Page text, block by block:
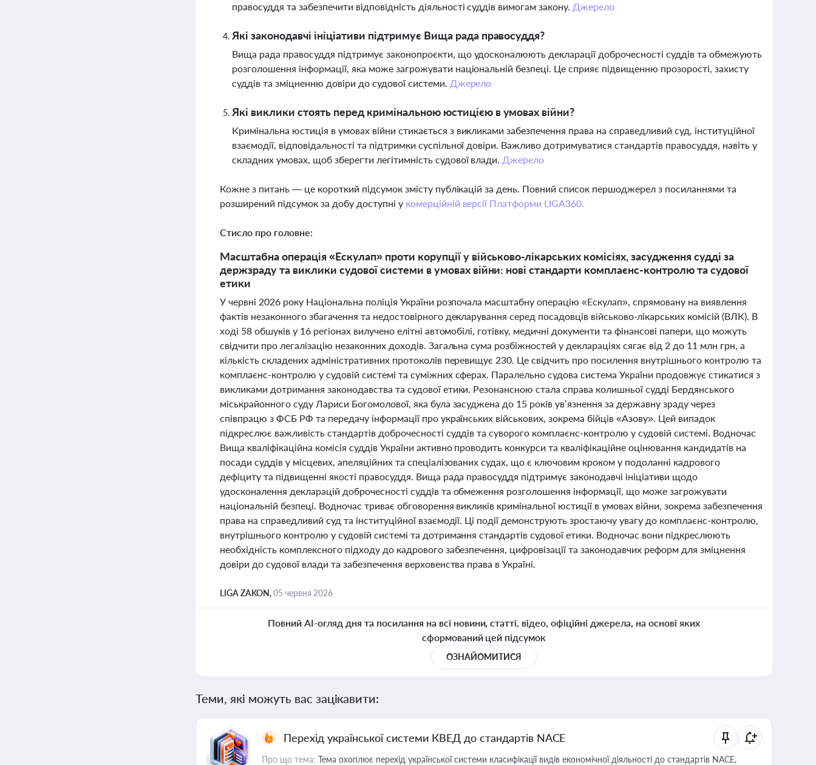
правосуддя та забезпечити відповідність діяльності суддів вимогам закону. Джерело
Які законодавчі ініціативи підтримує Вища рада правосуддя?
Вища рада правосуддя підтримує законопроєкти, що удосконалюють декларації доброчесності суддів та обмежують
розголошення інформації, яка може загрожувати національній безпеці. Це сприяє підвищенню прозорості, захисту
суддів та зміцненню довіри до судової системи. Джерело
Які виклики стоять перед кримінальною юстицією в умовах війни?
Кримінальна юстиція в умовах війни стикається з викликами забезпечення права на справедливий суд, інституційної
взаємодії, відповідальності та підтримки суспільної довіри. Важливо дотримуватися стандартів правосуддя, навіть у
складних умовах, щоб зберегти легітимність судової влади. Джерело
Кожне з питань — це короткий підсумок змісту публікацій за день. Повний список першоджерел з посиланнями та
розширений підсумок за добу доступні у комерційній версії Платформи LIGA360.
Стисло про головне:
Масштабна операція «Ескулап» проти корупції у військово-лікарських комісіях, засудження судді за
держзраду та виклики судової системи в умовах війни: нові стандарти комплаєнс-контролю та судової
етики
У червні 2026 року Національна поліція України розпочала масштабну операцію «Ескулап», спрямовану на виявлення
фактів незаконного збагачення та недостовірного декларування серед посадовців військово-лікарських комісій (ВЛК). В
ході 58 обшуків у 16 регіонах вилучено елітні автомобілі, готівку, медичні документи та фінансові папери, що можуть
свідчити про легалізацію незаконних доходів. Загальна сума розбіжностей у деклараціях сягає від 2 до 11 млн грн, а
кількість складених адміністративних протоколів перевищує 230. Це свідчить про посилення внутрішнього контролю та
комплаєнс-контролю у судовій системі та суміжних сферах. Паралельно судова система України продовжує стикатися з
викликами дотримання законодавства та судової етики. Резонансною стала справа колишньої судді Бердянського
міськрайонного суду Лариси Богомолової, яка була засуджена до 15 років ув’язнення за державну зраду через
співпрацю з ФСБ РФ та передачу інформації про українських військових, зокрема бійців «Азову». Цей випадок
підкреслює важливість стандартів доброчесності суддів та суворого комплаєнс-контролю у судовій системі. Водночас
Вища кваліфікаційна комісія суддів України активно проводить конкурси та кваліфікаційне оцінювання кандидатів на
посади суддів у місцевих, апеляційних та спеціалізованих судах, що є ключовим кроком у подоланні кадрового
дефіциту та підвищенні якості правосуддя. Вища рада правосуддя підтримує законодавчі ініціативи щодо
удосконалення декларацій доброчесності суддів та обмеження розголошення інформації, що може загрожувати
національній безпеці. Водночас триває обговорення викликів кримінальної юстиції в умовах війни, зокрема забезпечення
права на справедливий суд та інституційної взаємодії. Ці події демонструють зростаючу увагу до комплаєнс-контролю,
внутрішнього контролю у судовій системі та дотримання стандартів судової етики. Водночас вони підкреслюють
необхідність комплексного підходу до кадрового забезпечення, цифровізації та законодавчих реформ для зміцнення
довіри до судової влади та забезпечення верховенства права в Україні.
LIGA ZAKON,05 червня 2026
Повний AI-огляд дня та посилання на всі новини, статті, відео, офіційні джерела, на основі яких
сформований цей підсумок
ОЗНАЙОМИТИСЯ
Теми, які можуть вас зацікавити:
Перехід української системи КВЕД до стандартів NACE
Про що тема: Тема охоплює перехід української системи класифікації видів економічної діяльності до стандартів NACE,